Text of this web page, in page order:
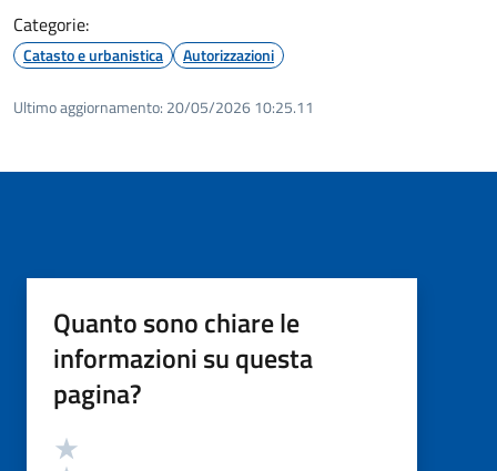
Categorie:
Catasto e urbanistica Autorizzazioni
Ultimo aggiornamento: 20/05/2026 10:25.11
Quanto sono chiare le
informazioni su questa
pagina?
Valutazione